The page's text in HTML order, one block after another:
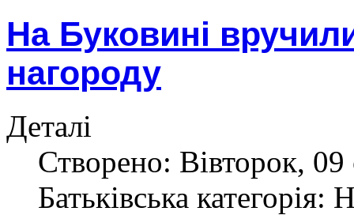
На Буковині
нагороду
Деталі
Створено: Вівторок,
Батьківська категорія: